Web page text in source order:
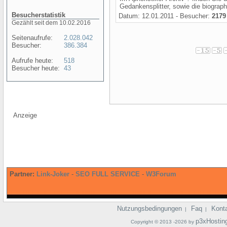
Besucherstatistik
Gezählt seit dem 10.02.2016
Seitenaufrufe:
Besucher:
Aufrufe heute:
Besucher heute:
2.028.042
386.384
518
43
Gedankensplitter, sowie die
Datum: 12.01.2011 - Besucher: 2179
Anzeige
Partner: Link-Joker - SEO FULL SERVICE - W3Forum
Nutzungsbedingungen | Faq |
Copyright © 2013 -2026 by